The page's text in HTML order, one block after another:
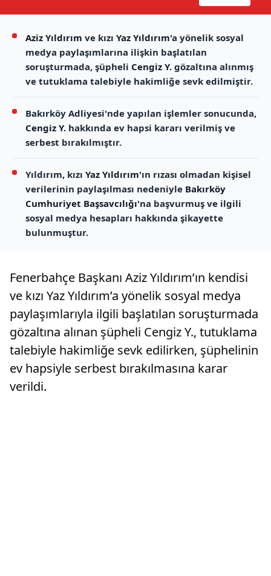
Aziz Yıldırım ve kızı Yaz Yıldırım'a yönelik sosyal
medya paylaşımlarına ilişkin başlatılan
soruşturmada, şüpheli Cengiz Y. gözaltına alınmış
ve tutuklama talebiyle hakimliğe sevk edilmiştir.
Bakırköy Adliyesi'nde yapılan işlemler sonucunda,
Cengiz Y. hakkında ev hapsi kararı verilmiş ve
serbest bırakılmıştır.
Yıldırım, kızı Yaz Yıldırım'ın rızası olmadan kişisel
verilerinin paylaşılması nedeniyle Bakırköy
Cumhuriyet Başsavcılığı'na başvurmuş ve ilgili
sosyal medya hesapları hakkında şikayette
bulunmuştur.
Fenerbahçe Başkanı Aziz Yıldırım’ın kendisi
ve kızı Yaz Yıldırım’a yönelik sosyal medya
paylaşımlarıyla ilgili başlatılan soruşturmada
gözaltına alınan şüpheli Cengiz Y., tutuklama
talebiyle hakimliğe sevk edilirken, şüphelinin
ev hapsiyle serbest bırakılmasına karar
verildi.